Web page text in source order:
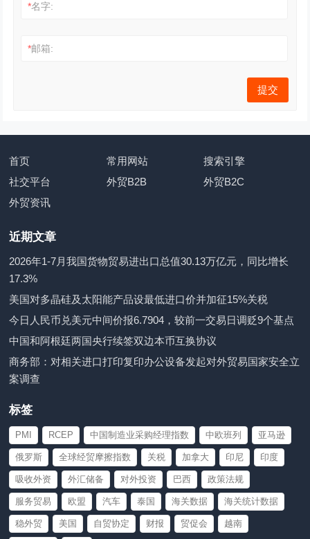
*名字:
*邮箱:
首页 常用网站
搜索引擎
社交平台
外贸B2B
外贸B2C
外贸资讯
近期文章
2026年1-7月我国货物贸易进出口总值30.13万亿元，同比增长
17.3%
美国对多晶硅及太阳能产品设最低进口价并加征15%关税
今日人民币兑美元中间价报6.7904，较前一交易日调贬9个基点
中国和阿根廷两国央行续签双边本币互换协议
商务部：对相关进口打印复印办公设备发起对外贸易国家安全立
案调查
标签
PMI RCEP 中国制造业采购经理指数 中欧班列 亚马逊
俄罗斯 全球经贸摩擦指数 关税 加拿大 印尼 印度
吸收外资 外汇储备 对外投资 巴西 政策法规
服务贸易 欧盟 汽车 泰国 海关数据 海关统计数据
稳外贸 美国 自贸协定 财报 贸促会 越南